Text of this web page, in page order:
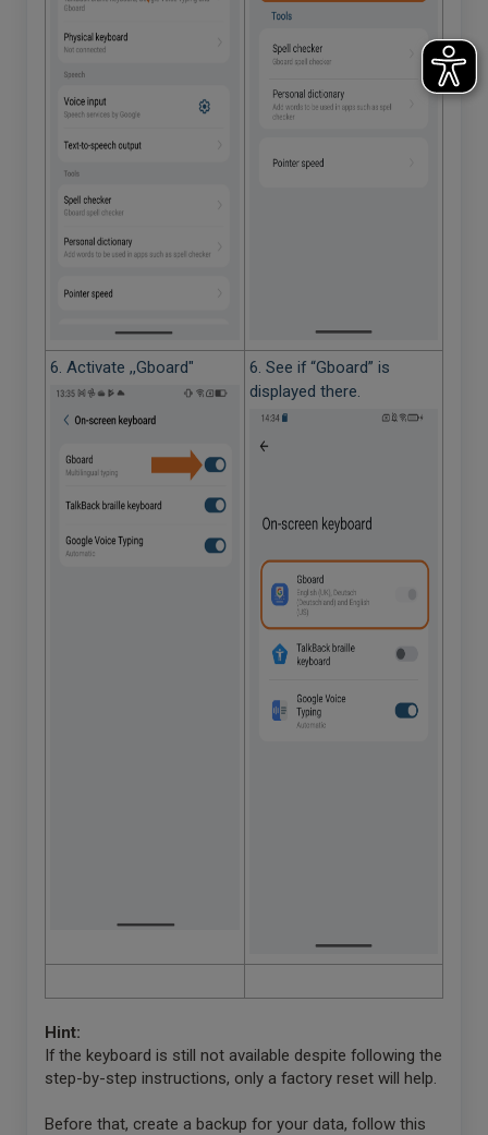
6. Activate ,,Gboard"
6. See if “Gboard” is
displayed there.
Hint:
If the keyboard is still not available despite following the
step-by-step instructions, only a factory reset will help.
Before that, create a backup for your data, follow this